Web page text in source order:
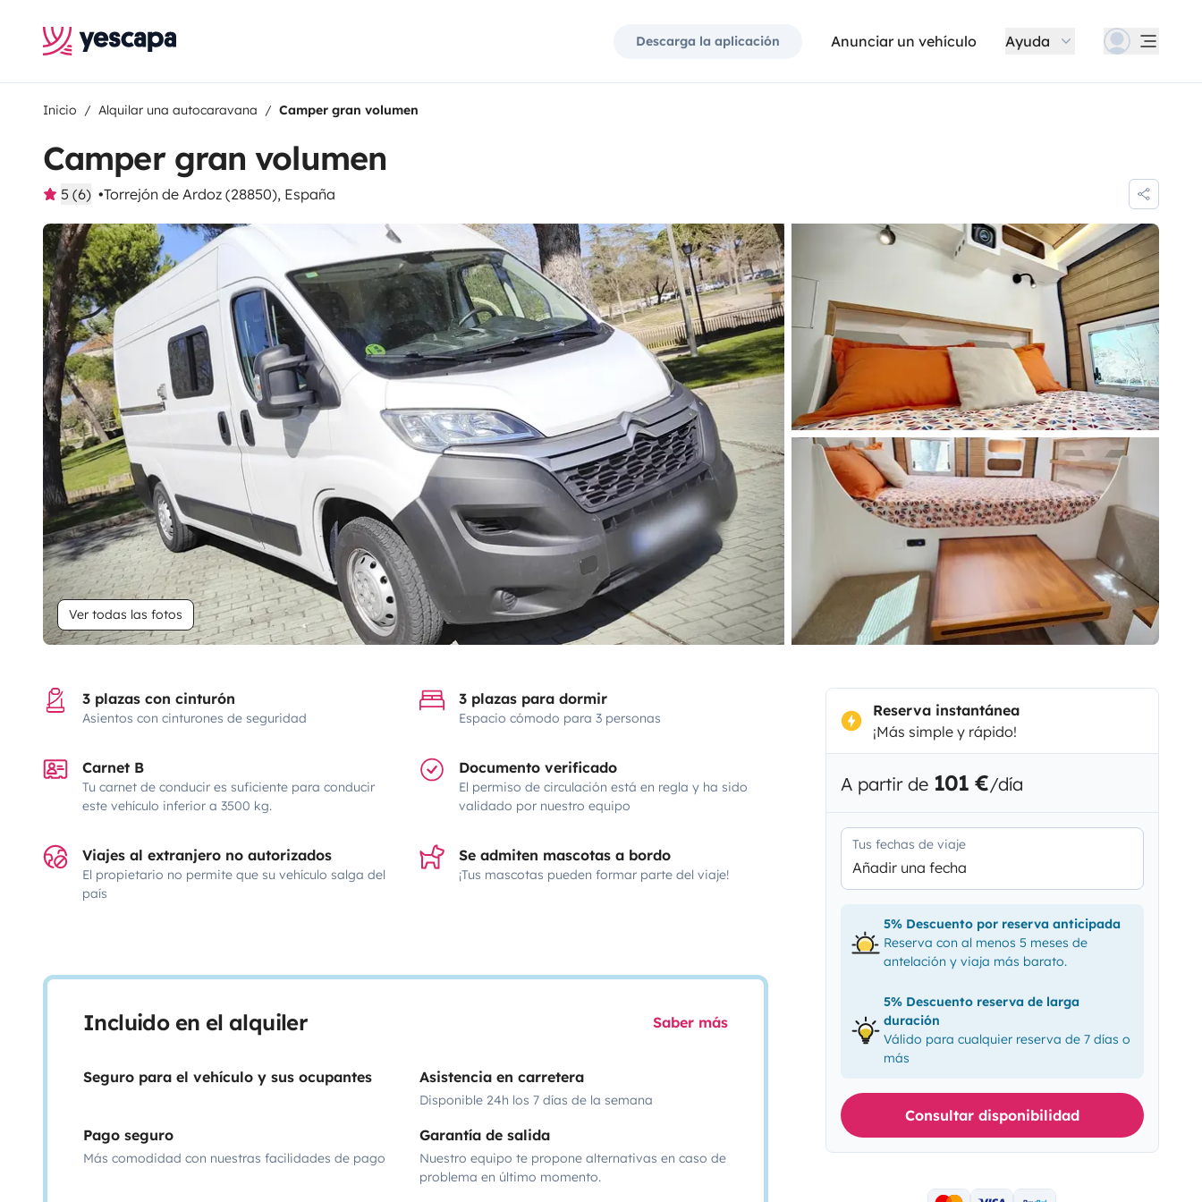
Descarga la aplicación Anunciar un vehículo Ayuda
Inicio Alquilar una autocaravana Camper gran volumen
Camper gran volumen
5 (6) Torrejón de Ardoz (28850), España
Ver todas las fotos
3 plazas con cinturón
Asientos con cinturones de seguridad
3 plazas para dormir
Espacio cómodo para 3 personas
Carnet B
Tu carnet de conducir es suficiente para conducir
este vehículo inferior a 3500 kg.
Documento verificado
El permiso de circulación está en regla y ha sido
validado por nuestro equipo
Viajes al extranjero no autorizados
El propietario no permite que su vehículo salga del
país
Se admiten mascotas a bordo
¡Tus mascotas pueden formar parte del viaje!
Incluido en el alquiler Saber más
Seguro para el vehículo y sus ocupantes Asistencia en carretera
Disponible 24h los 7 días de la semana
Pago seguro
Más comodidad con nuestras facilidades de pago
Garantía de salida
Nuestro equipo te propone alternativas en caso de
problema en último momento.
Reserva instantánea
¡Más simple y rápido!
A partir de 101 €/día
Tus fechas de viaje
Añadir una fecha
5% Descuento por reserva anticipada
Reserva con al menos 5 meses de
antelación y viaja más barato.
5% Descuento reserva de larga
duración
Válido para cualquier reserva de 7 días o
más
Consultar disponibilidad